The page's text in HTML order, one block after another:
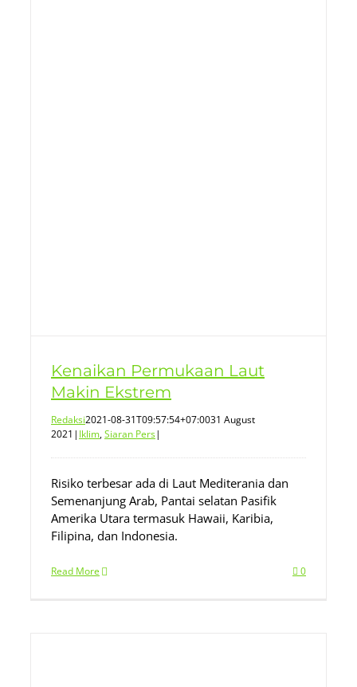
Kenaikan Permukaan Laut
Makin Ekstrem
Redaksi2021-08-31T09:57:54+07:0031 August
2021 | Iklim,Siaran Pers|
Risiko terbesar ada di Laut Mediterania dan
Semenanjung Arab, Pantai selatan Pasifik
Amerika Utara termasuk Hawaii, Karibia,
Filipina, dan Indonesia.
Read More 0